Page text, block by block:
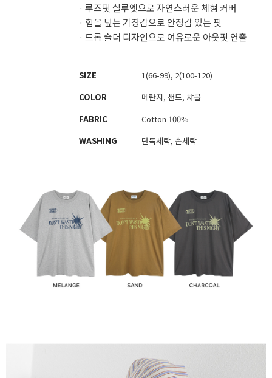
· 루즈핏 실루엣으로 자연스러운 체형 커버
· 힙을 덮는 기장감으로 안정감 있는 핏
· 드롭 숄더 디자인으로 여유로운 아웃핏 연출
SIZE
1(66-99), 2(100-120)
COLOR
메란지, 샌드, 챠콜
FABRIC
Cotton 100%
WASHING
단독세탁, 손세탁